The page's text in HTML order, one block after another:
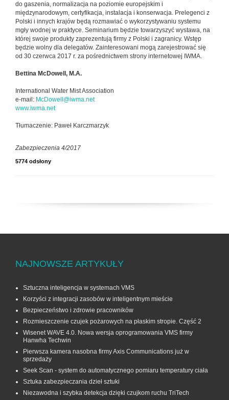
do gaszenia, normalizacja na poziomie europejskim i
międzynarodowym, certyfikacja, instalacja i konserwacja. Prelegenci z
Polski i innych krajów będą rozmawiać o wykorzystywaniu systemu
mgły wodnej w praktyce. Seminarium będzie towarzyszyć wystawa, na
której swoje produkty zaprezentują firmy z Polski i zagranicy. Wstęp
będzie wolny dla delegatów. Zainteresowani mogą zarejestrować się
od 30 czerwca 2017 r. za pośrednictwem strony internetowej IWMA.
Bettina McDowell, M.A.
International Water Mist Association
e-mail: McDowell@iwma.net
www.iwma.net
Tłumaczenie: Paweł Karczmarzyk
Zabezpieczenia 4/2017
5774 odsłony
NAJNOWSZE ARTYKUŁY
Sztuczna inteligencja w systemach VMS
Korzyści z integracji zasobów w inteligentnym mieście
Bezpieczeństwo i zdrowie pracowników
Rozmieszczenie czujek pożarowych na płaskim stropie. Część 2
Wisenet WAVE 4.0. Nowa wersja oprogramowania VMS firmy
Hanwha Techwin
Pierwsza kamera nasobna firmy Axis Communications już w
sprzedaży
Seek Scan - system do automatycznego pomiaru temperatury ciała
Sztuka zabezpieczania dzieł sztuki
Niezawodna i szybka detekcja dzięki czujkom ruchu TriTech